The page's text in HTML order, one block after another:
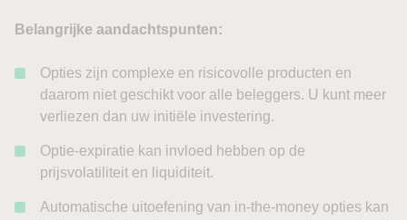
Belangrijke aandachtspunten:
Opties zijn complexe en risicovolle producten en
daarom niet geschikt voor alle beleggers. U kunt meer
verliezen dan uw initiële investering.
Optie-expiratie kan invloed hebben op de
prijsvolatiliteit en liquiditeit.
Automatische uitoefening van in-the-money opties kan